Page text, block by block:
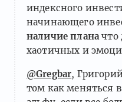
индексного
начинающего
наличие планачто
хаотичных и
@Gregbar,
том как меняться